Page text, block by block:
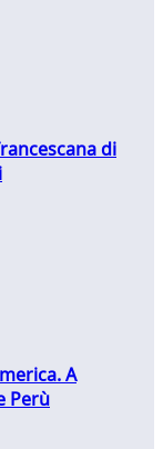
di
A
Perù